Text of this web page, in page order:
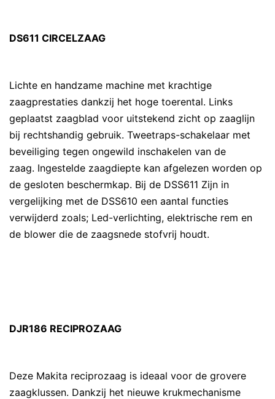
DS611 CIRCELZAAG
Lichte en handzame machine met krachtige
zaagprestaties dankzij het hoge toerental. Links
geplaatst zaagblad voor uitstekend zicht op zaaglijn
bij rechtshandig gebruik. Tweetraps-schakelaar met
beveiliging tegen ongewild inschakelen van de
zaag. Ingestelde zaagdiepte kan afgelezen worden op
de gesloten beschermkap. Bij de DSS611 Zijn in
vergelijking met de DSS610 een aantal functies
verwijderd zoals; Led-verlichting, elektrische rem en
de blower die de zaagsnede stofvrij houdt.
DJR186 RECIPROZAAG
Deze Makita reciprozaag is ideaal voor de grovere
zaagklussen. Dankzij het nieuwe krukmechanisme